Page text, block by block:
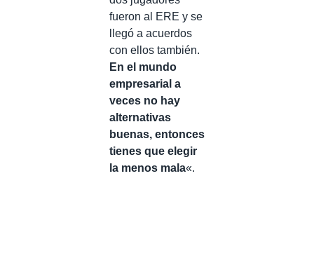
fueron al ERE y se
llegó a acuerdos
con ellos también.
En el mundo
empresarial a
veces no hay
alternativas
buenas, entonces
tienes que elegir
la menos mala«.